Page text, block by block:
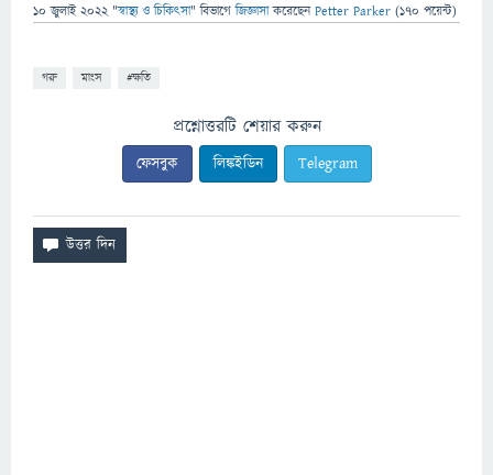
10 জুলাই 2022 "স্বাস্থ্য ও চিকিৎসা" বিভাগে জিজ্ঞাসাকরেছেনPetter Parker (170 পয়েন্ট)
গরু মাংস #ক্ষতি
প্রশ্নোত্তরটি শেয়ার করুন
ফেসবুক লিঙ্কইডিন Telegram